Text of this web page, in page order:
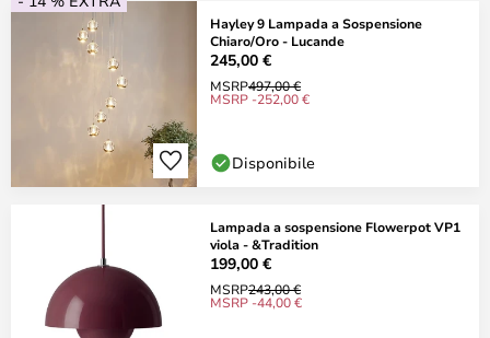
Hayley 9 Lampada a Sospensione
Chiaro/Oro - Lucande
245,00 €
MSRP497,00 €
MSRP -252,00 €
Disponibile
Lampada a sospensione Flowerpot VP1
viola - &Tradition
199,00 €
MSRP243,00 €
MSRP -44,00 €